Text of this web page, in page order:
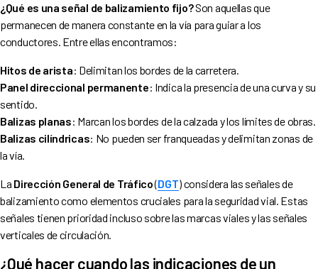
¿Qué es una señal de balizamiento fijo?Son aquellas que
permanecen de manera constante en la vía para guiar a los
conductores. Entre ellas encontramos:
Hitos de arista: Delimitan los bordes de la carretera.
Panel direccional permanente: Indica la presencia de una curva y su
sentido.
Balizas planas: Marcan los bordes de la calzada y los límites de obras.
Balizas cilíndricas: No pueden ser franqueadas y delimitan zonas de
la vía.
La Dirección General de Tráfico(DGT) considera las señales de
balizamiento como elementos cruciales para la seguridad vial. Estas
señales tienen prioridad incluso sobre las marcas viales y las señales
verticales de circulación.
¿Qué hacer cuando las indicaciones de un